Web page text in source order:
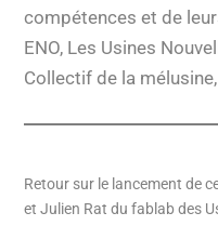
compétences et de
ENO, Les Usines
Collectif de la
Retour sur le lancement de
et Julien Rat du fablab des